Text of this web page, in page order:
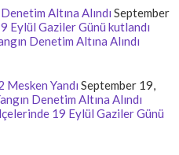
Altına Alındı September
Eylül Gaziler Günü kutlandı
Denetim Altına Alındı
Mesken Yandı September 19,
Denetim Altına Alındı
19 Eylül Gaziler Günü